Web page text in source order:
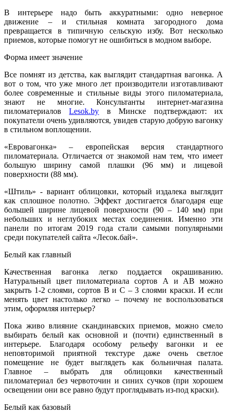
В интерьере надо быть аккуратными: одно неверное
движение – и стильная комната загородного дома
превращается в типичную сельскую избу. Вот несколько
приемов, которые помогут не ошибиться в модном выборе.
Форма имеет значение
Все помнят из детства, как выглядит стандартная вагонка. А
вот о том, что уже много лет производители изготавливают
более современные и стильные виды этого пиломатериала,
знают не многие. Консультанты интернет-магазина
пиломатериаловLesok.by в Минске подтверждают: их
покупатели очень удивляются, увидев старую добрую вагонку
в стильном воплощении.
«Евровагонка» – европейская версия стандартного
пиломатериала. Отличается от знакомой нам тем, что имеет
большую ширину самой плашки (96 мм) и лицевой
поверхности (88 мм).
«Штиль» - вариант облицовки, который издалека выглядит
как сплошное полотно. Эффект достигается благодаря еще
большей ширине лицевой поверхности (90 – 140 мм) при
небольших и неглубоких местах соединения. Именно эти
панели по итогам 2019 года стали самыми популярными
среди покупателей сайта «Лесок.бай».
Белый как главный
Качественная вагонка легко поддается окрашиванию.
Натуральный цвет пиломатериала сортов А и АВ можно
закрыть 1-2 слоями, сортов В и С – 3 слоями краски. И если
менять цвет настолько легко – почему не воспользоваться
этим, оформляя интерьер?
Пока живо влияние скандинавских приемов, можно смело
выбирать белый как основной и (почти) единственный в
интерьере. Благодаря особому рельефу вагонки и ее
неповторимой приятной текстуре даже очень светлое
помещение не будет выглядеть как больничная палата.
Главное – выбрать для облицовки качественный
пиломатериал без червоточин и синих сучков (при хорошем
освещении они все равно будут проглядывать из-под краски).
Белый как базовый